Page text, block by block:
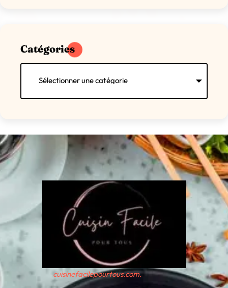
Catégories
cuisinefacilepourtous.com.